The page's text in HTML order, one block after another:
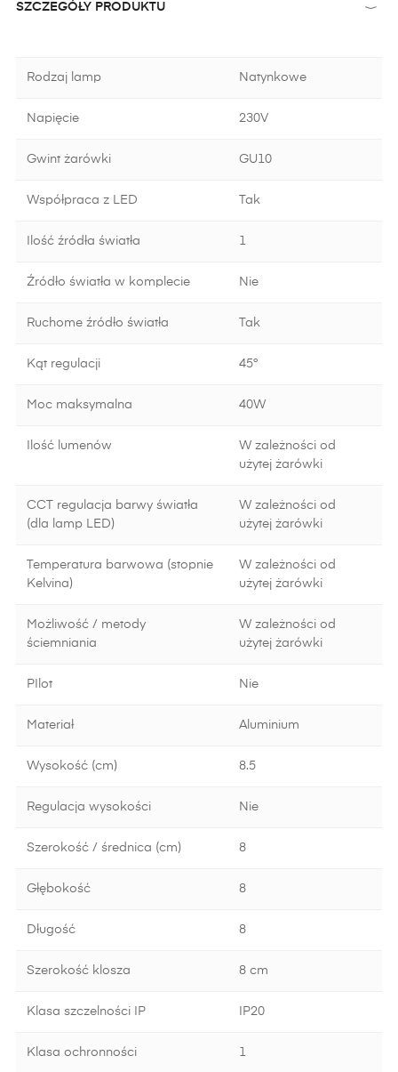
SZCZEGÓŁY PRODUKTU
Rodzaj lamp Natynkowe
Napięcie 230V
Gwint żarówki GU10
Współpraca z LED Tak
Ilość źródła światła 1
Źródło światła w komplecie Nie
Ruchome źródło światła Tak
Kąt regulacji 45°
Moc maksymalna 40W
Ilość lumenów
W zależności od
użytej żarówki
CCT regulacja barwy światła
(dla lamp LED)
W zależności od
użytej żarówki
Temperatura barwowa (stopnie
Kelvina)
W zależności od
użytej żarówki
Możliwość / metody
ściemniania
W zależności od
użytej żarówki
PIlot Nie
Materiał Aluminium
Wysokość (cm) 8.5
Regulacja wysokości Nie
Szerokość / średnica (cm) 8
Głębokość 8
Długość 8
Szerokość klosza 8 cm
Klasa szczelności IP IP20
Klasa ochronności 1